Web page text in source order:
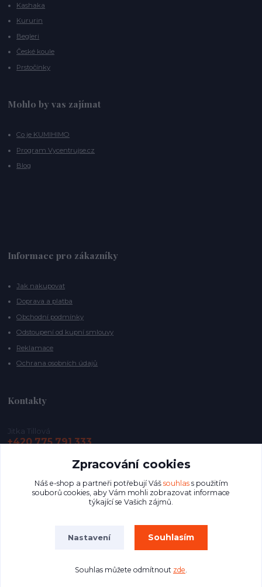
Kashaka
Kururin
Begleri
České koule
Prstočínky
Mohlo by vas zajímat
Co je KUMIHIMO
Program Vycentrujse.cz
Blog
Informace pro zákazníky
Jak nakupovat
Doprava a platba
Obchodní podmínky
Odstoupení od kupní smlouvy
Reklamace
Ochrana osobních údajů
Kontakty
Jitka Tillová
+420 775 791 333
info@vycentrujse.cz
Vytvořeno na
Eshop-rychle.cz
Zpracování cookies
Náš e-shop a partneři potřebují Váš souhlass použitím
souborů cookies, aby Vám mohli zobrazovat informace
týkající se Vašich zájmů.
Nastavení Souhlasím
Souhlas můžete odmítnout zde